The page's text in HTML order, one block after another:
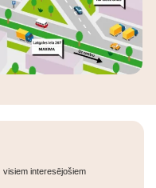
visiem interesējošiem